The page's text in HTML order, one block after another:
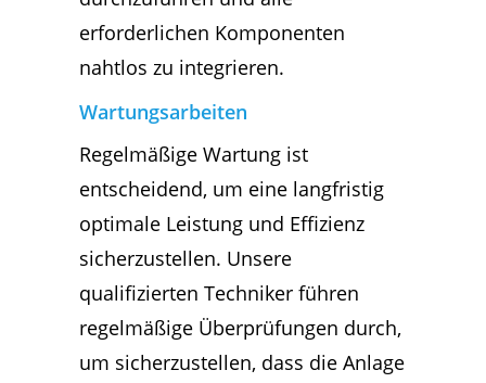
erforderlichen Komponenten
nahtlos zu integrieren.
Wartungsarbeiten
Regelmäßige Wartung ist
entscheidend, um eine langfristig
optimale Leistung und Effizienz
sicherzustellen. Unsere
qualifizierten Techniker führen
regelmäßige Überprüfungen durch,
um sicherzustellen, dass die Anlage